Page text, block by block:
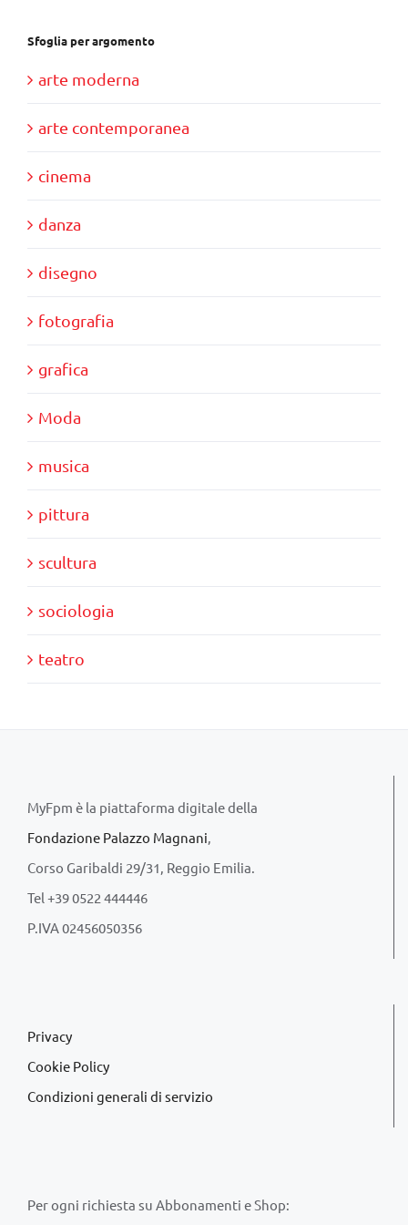
Sfoglia per argomento
arte moderna
arte contemporanea
cinema
danza
disegno
fotografia
grafica
Moda
musica
pittura
scultura
sociologia
teatro
MyFpm è la piattaforma digitale della
Fondazione Palazzo Magnani,
Corso Garibaldi 29/31, Reggio Emilia.
Tel +39 0522 444446
P.IVA 02456050356
Privacy
Cookie Policy
Condizioni generali di servizio
Per ogni richiesta su Abbonamenti e Shop: